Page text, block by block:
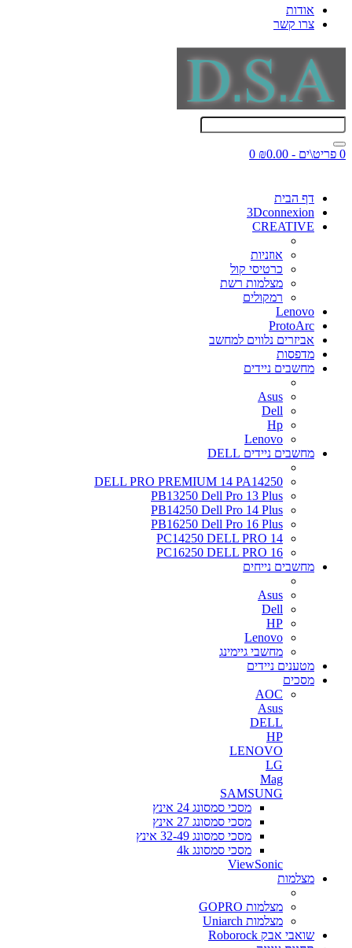
אודות
צרו קשר
0 פריט\ים - ₪0.00 0
דף הבית
3Dconnexion
CREATIVE
אוזניות
כרטיסי קול
מצלמות רשת
רמקולים
Lenovo
ProtoArc
אביזרים נלווים למחשב
מדפסות
מחשבים ניידים
Asus
Dell
Hp
Lenovo
מחשבים ניידים DELL
DELL PRO PREMIUM 14 PA14250
PB13250 Dell Pro 13 Plus
PB14250 Dell Pro 14 Plus
PB16250 Dell Pro 16 Plus
PC14250 DELL PRO 14
PC16250 DELL PRO 16
מחשבים נייחים
Asus
Dell
HP
Lenovo
מחשבי גיימינג
מטענים ניידים
מסכים
AOC
Asus
DELL
HP
LENOVO
LG
Mag
SAMSUNG
מסכי סמסונג 24 אינץ
מסכי סמסונג 27 אינץ
מסכי סמסונג 32-49 אינץ
מסכי סמסונג 4k
ViewSonic
מצלמות
מצלמות GOPRO
מצלמות Uniarch
שואבי אבק Roborock